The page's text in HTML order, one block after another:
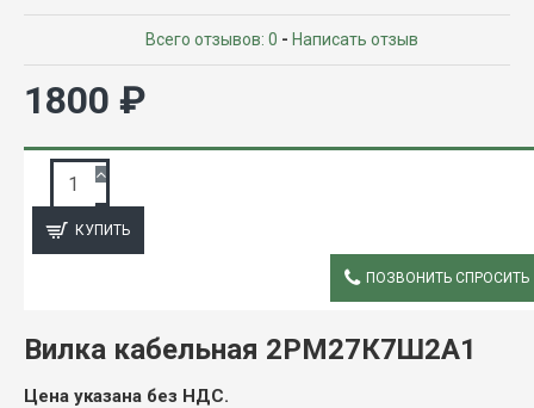
Всего отзывов: 0 - Написать отзыв
1800 ₽
КУПИТЬ
ПОЗВОНИТЬ СПРОСИТЬ
Вилка кабельная 2РМ27К7Ш2А1
Цена указана без НДС.